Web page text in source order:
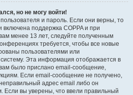
но не могу войти!
и пароль. Если они верны, то
поддержка COPPA и при
менее 13 лет, следуйте полученным
требуется, чтобы все новые
пользователями или
Эта информация отображается в
было прислано email-сообщение,
Если email-сообщение не получено,
адрес email либо он
Если вы уверены, что ввели правильный